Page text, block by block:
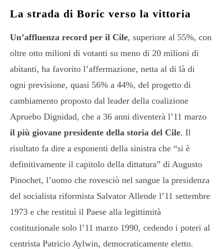
La strada di Boric verso la vittoria
Un’affluenza record per il Cile, superiore al 55%, con
oltre otto milioni di votanti su meno di 20 milioni di
abitanti, ha favorito l’affermazione, netta al di là di
ogni previsione, quasi 56% a 44%, del progetto di
cambiamento proposto dal leader della coalizione
Apruebo Dignidad, che a 36 anni diventerà l’11 marzo
il più giovane presidente della storia del Cile. Il
risultato fa dire a esponenti della sinistra che “si è
definitivamente il capitolo della dittatura” di Augusto
Pinochet, l’uomo che rovesciò nel sangue la presidenza
del socialista riformista Salvator Allende l’11 settembre
1973 e che restituì il Paese alla legittimità
costituzionale solo l’11 marzo 1990, cedendo i poteri al
centrista Patricio Aylwin, democraticamente eletto.